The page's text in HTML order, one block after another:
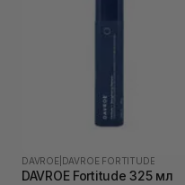
DAVROE DAVROE FORTITUDE
DAVROE Fortitude 325 мл